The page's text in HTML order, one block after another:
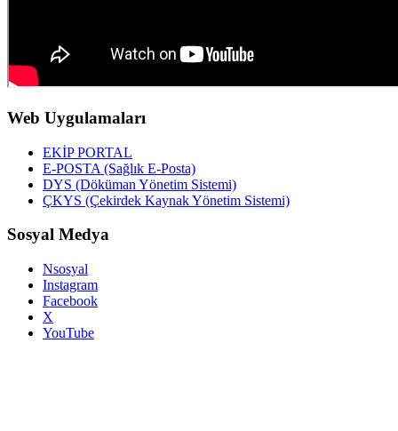
Web Uygulamaları
EKİP PORTAL
E-POSTA (Sağlık E-Posta)
DYS (Döküman Yönetim Sistemi)
ÇKYS (Çekirdek Kaynak Yönetim Sistemi)
Sosyal Medya
Nsosyal
Instagram
Facebook
X
YouTube